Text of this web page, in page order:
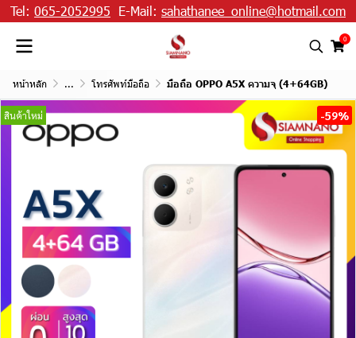
Tel: 065-2052995 E-Mail: sahathanee_online@hotmail.com
0
หน้าหลัก ... โทรศัพท์มือถือ มือถือ OPPO A5X ความจุ (4+64GB)
สินค้าใหม่ -59%